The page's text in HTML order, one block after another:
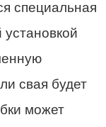
специальная
свая будет
может